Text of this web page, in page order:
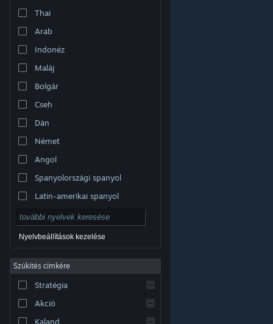
Asztali weboldalra váltás
védjegyek jogos tulajdonosaiké az Egyesült
szabályzat
| Jogi információk
Steam előfizetői szerződés
Thai
Arab
Indonéz
Maláj
Bolgár
Cseh
Dán
Német
Angol
Spanyolországi spanyol
Latin-amerikai spanyol
Nyelvbeállítások kezelése
Szűkítés címkére
Stratégia
Akció
Kaland